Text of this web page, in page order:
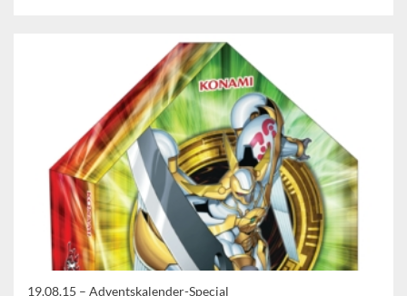
19.08.15 – Adventskalender-Special